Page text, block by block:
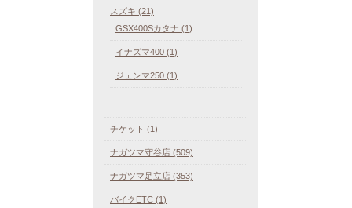
スズキ (21)
GSX400Sカタナ (1)
イナズマ400 (1)
ジェンマ250 (1)
チケット (1)
ナガツマ守谷店 (509)
ナガツマ足立店 (353)
バイクETC (1)